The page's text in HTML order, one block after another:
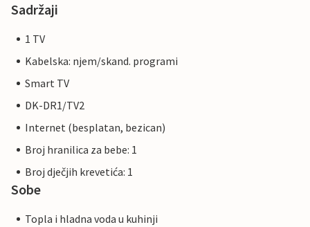
Sadržaji
1 TV
Kabelska: njem/skand. programi
Smart TV
DK-DR1/TV2
Internet (besplatan, bezican)
Broj hranilica za bebe: 1
Broj dječjih krevetića: 1
Sobe
Topla i hladna voda u kuhinji